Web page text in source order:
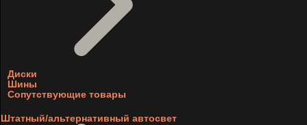
Диски
Шины
Сопутствующие товары
Штатный/альтернативный автосвет